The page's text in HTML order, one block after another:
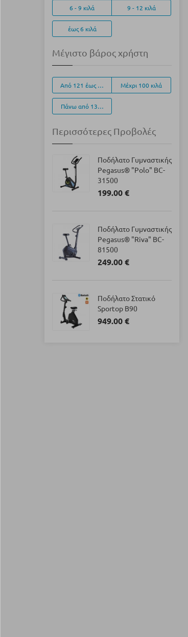
6 - 9 κιλά 9 - 12 κιλά
έως 6 κιλά
Μέγιστο βάρος χρήστη
Από 121 έως 135 κιλά Μέχρι 100 κιλά
Πάνω από 136 κιλά
Περισσότερες Προβολές
Ποδήλατο Γυμναστικής
Pegasus® "Polo" BC-
31500
199.00 €
Ποδήλατο Γυμναστικής
Pegasus® "Riva" BC-
81500
249.00 €
Ποδήλατο Στατικό
Sportop B90
949.00 €